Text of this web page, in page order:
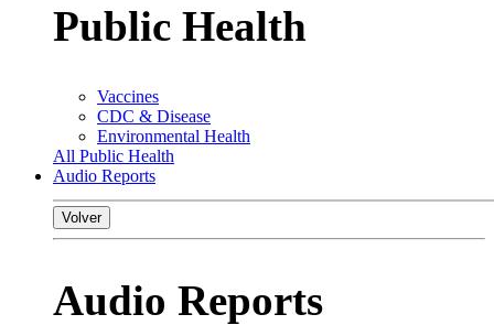
Public Health
Vaccines
CDC & Disease
Environmental Health
All Public Health
Audio Reports
Volver
Audio Reports